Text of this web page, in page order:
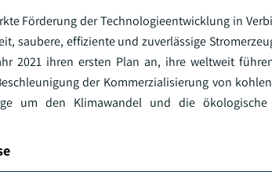
Förderung der Technologieentwicklung in
saubere, effiziente und zuverlässige
2021 ihren ersten Plan an, ihre weltweit
der Kommerzialisierung von
um den Klimawandel und die